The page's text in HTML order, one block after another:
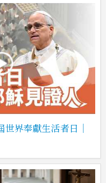
世界奉獻生活者日｜